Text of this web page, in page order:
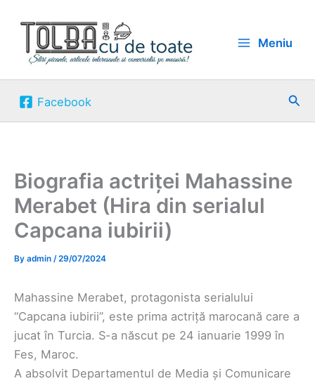
content
Meniu
Facebook
Biografia actriței Mahassine
Merabet (Hira din serialul
Capcana iubirii)
By admin /29/07/2024
Mahassine Merabet, protagonista serialului
“Capcana iubirii”, este prima actriță marocană care a
jucat în Turcia. S-a născut pe 24 ianuarie 1999 în
Fes, Maroc.
A absolvit Departamentul de Media și Comunicare